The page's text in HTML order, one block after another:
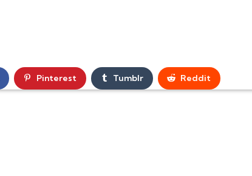
Pinterest Tumblr Reddit